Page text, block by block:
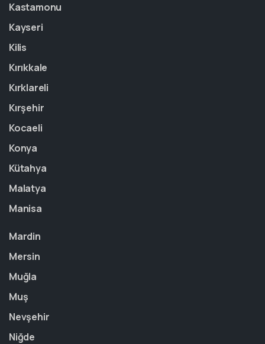
Kastamonu
Kayseri
Kilis
Kırıkkale
Kırklareli
Kırşehir
Kocaeli
Konya
Kütahya
Malatya
Manisa
Mardin
Mersin
Muğla
Muş
Nevşehir
Niğde